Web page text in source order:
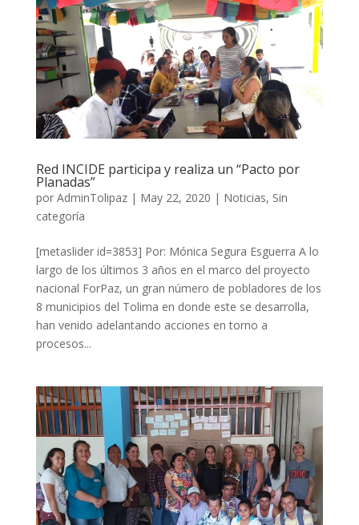
Red INCIDE participa y realiza un “Pacto por
Planadas”
por AdminTolipaz| May 22, 2020 | Noticias, Sin
categoría
[metaslider id=3853] Por: Mónica Segura Esguerra A lo
largo de los últimos 3 años en el marco del proyecto
nacional ForPaz, un gran número de pobladores de los
8 municipios del Tolima en donde este se desarrolla,
han venido adelantando acciones en torno a
procesos...